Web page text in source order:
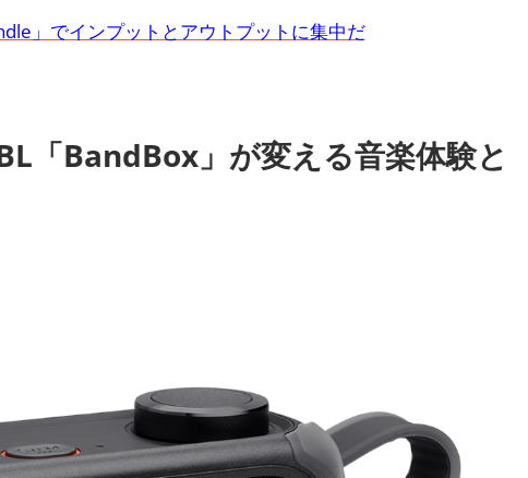
」でインプットとアウトプットに集中だ
「BandBox」が変える音楽体験と